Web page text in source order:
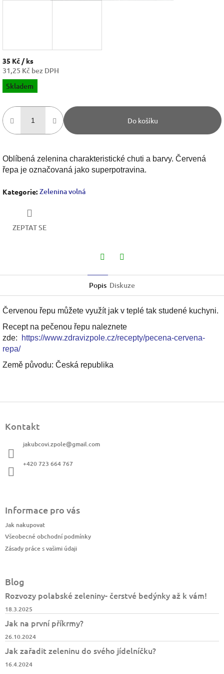
35 Kč / ks
31,25 Kč bez DPH
Měrná
cena:
Skladem
Do košíku
Oblíbená zelenina charakteristické chuti a barvy. Červená
řepa je označovaná jako superpotravina.
Kategorie: Zelenina volná
ZEPTAT SE
Popis Diskuze
Červenou řepu můžete využít jak v teplé tak studené kuchyni.
Recept na pečenou řepu naleznete
zde:
https://www.zdravizpole.cz/recepty/pecena-cervena-
repa/
Země původu: Česká republika
Kontakt
jakubcovi.zpole@gmail.com
+420 723 664 767
Informace pro vás
Jak nakupovat
Všeobecné obchodní podmínky
Zásady práce s vašimi údaji
Blog
Rozvozy polabské zeleniny- čerstvé bedýnky až k vám!
18.3.2025
Jak na první příkrmy?
26.10.2024
Jak zařadit zeleninu do svého jídelníčku?
16.4.2024